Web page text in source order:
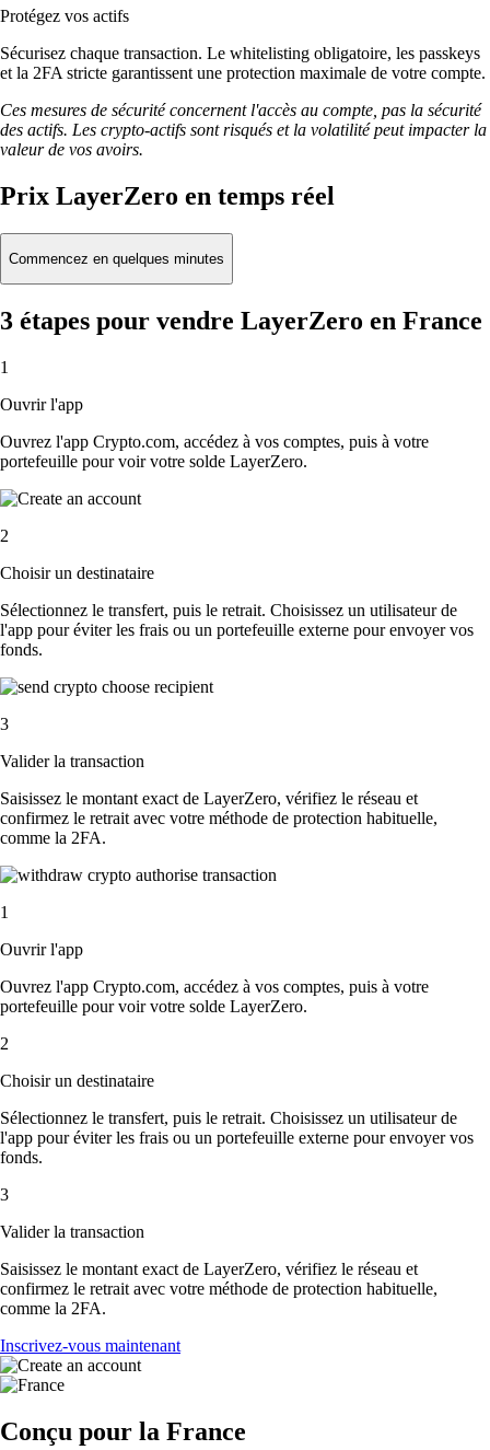
Protégez vos actifs
Sécurisez chaque transaction. Le whitelisting obligatoire, les passkeys
et la 2FA stricte garantissent une protection maximale de votre compte.
Ces mesures de sécurité concernent l'accès au compte, pas la sécurité
des actifs. Les crypto-actifs sont risqués et la volatilité peut impacter la
valeur de vos avoirs.
Prix LayerZero en temps réel
Commencez en quelques minutes
3 étapes pour vendre LayerZero en France
1
Ouvrir l'app
Ouvrez l'app Crypto.com, accédez à vos comptes, puis à votre
portefeuille pour voir votre solde LayerZero.
2
Choisir un destinataire
Sélectionnez le transfert, puis le retrait. Choisissez un utilisateur de
l'app pour éviter les frais ou un portefeuille externe pour envoyer vos
fonds.
3
Valider la transaction
Saisissez le montant exact de LayerZero, vérifiez le réseau et
confirmez le retrait avec votre méthode de protection habituelle,
comme la 2FA.
1
Ouvrir l'app
Ouvrez l'app Crypto.com, accédez à vos comptes, puis à votre
portefeuille pour voir votre solde LayerZero.
2
Choisir un destinataire
Sélectionnez le transfert, puis le retrait. Choisissez un utilisateur de
l'app pour éviter les frais ou un portefeuille externe pour envoyer vos
fonds.
3
Valider la transaction
Saisissez le montant exact de LayerZero, vérifiez le réseau et
confirmez le retrait avec votre méthode de protection habituelle,
comme la 2FA.
Inscrivez-vous maintenant
Conçu pour la France